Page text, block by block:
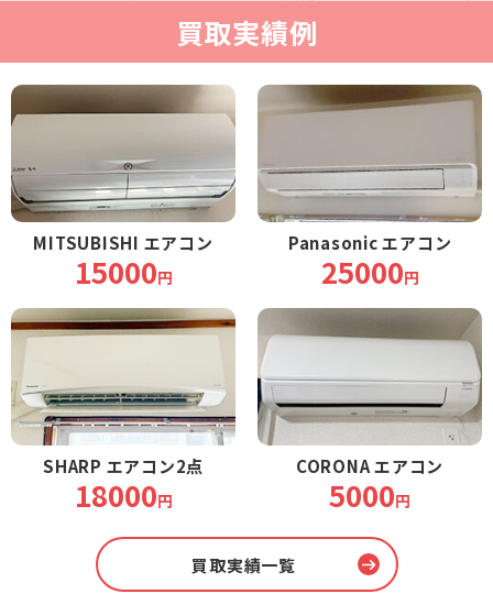
買取実績例
MITSUBISHI エアコン
15000円
Panasonic エアコン
25000円
SHARP エアコン2点
18000円
CORONA エアコン
5000円
買取実績一覧